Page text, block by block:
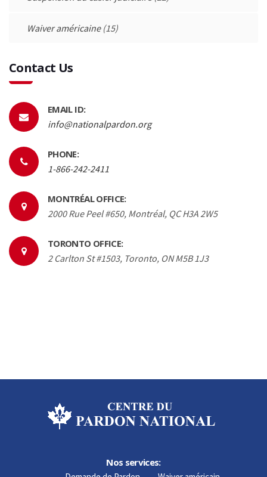
Waiver américaine(15)
Contact Us
EMAIL ID:
info@nationalpardon.org
PHONE:
1-866-242-2411
MONTRÉAL OFFICE:
2000 Rue Peel #650, Montréal, QC H3A 2W5
TORONTO OFFICE:
2 Carlton St #1503, Toronto, ON M5B 1J3
Nos services: